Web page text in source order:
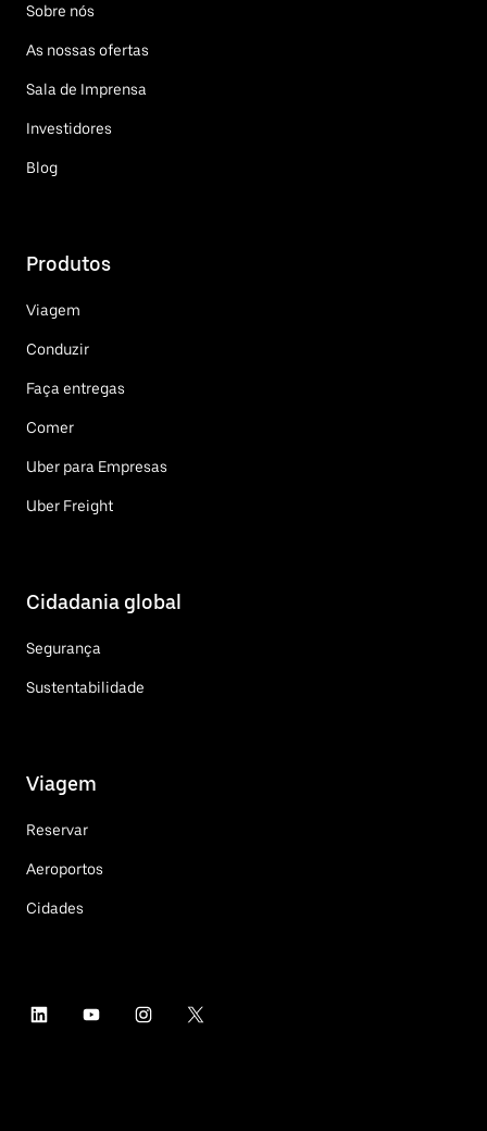
Sobre nós
As nossas ofertas
Sala de Imprensa
Investidores
Blog
Produtos
Viagem
Conduzir
Faça entregas
Comer
Uber para Empresas
Uber Freight
Cidadania global
Segurança
Sustentabilidade
Viagem
Reservar
Aeroportos
Cidades